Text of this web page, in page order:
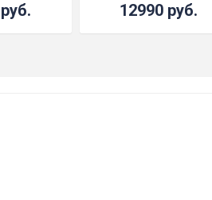
12990 руб.